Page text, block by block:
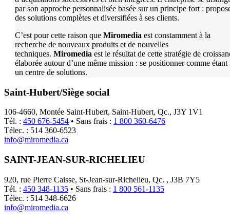
par son approche personnalisée basée sur un principe fort :
des solutions complètes et diversifiées à ses clients.
C’est pour cette raison que Miromedia est constamment à la
recherche de nouveaux produits et de nouvelles
techniques. Miromedia est le résultat de cette stratégie de
élaborée autour d’une même mission : se positionner comme étant
un centre de solutions.
Saint-Hubert/Siège social
106-4660, Montée Saint-Hubert, Saint-Hubert, Qc., J3Y 1V1
Tél. : 450 676-5454 • Sans frais : 1 800 360-6476
Télec. : 514 360-6523
info@miromedia.ca
SAINT-JEAN-SUR-RICHELIEU
920, rue Pierre Caisse, St-Jean-sur-Richelieu, Qc. , J3B 7Y5
Tél. : 450 348-1135 • Sans frais : 1 800 561-1135
Télec. : 514 348-6626
info@miromedia.ca